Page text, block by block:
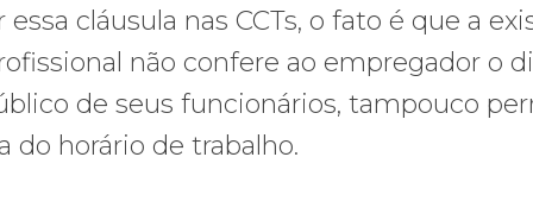
cláusula nas CCTs, o fato é que a
não confere ao empregador o
de seus funcionários, tampouco
do horário de trabalho.